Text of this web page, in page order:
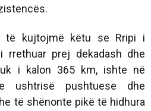
të kujtojmë këtu se Rripi i
prej dekadash dhe
i kalon 365 km, ishte në
ushtrisë pushtuese dhe
të shënonte pikë të hidhura